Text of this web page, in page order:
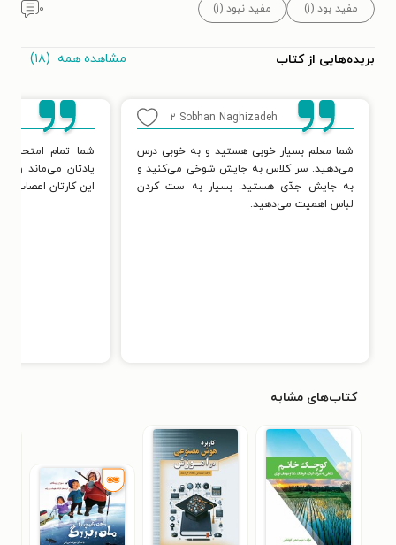
مفید بود (۱) مفید نبود (۱) ۰
بریده‌هایی از کتاب مشاهده همه (۱۸)
Sobhan Naghizadeh ۲
شما معلم بسیار خوبی هستید و به خوبی درس
می‌دهید. سر کلاس به جایش شوخی می‌کنید و
به جایش جدّی هستید. بسیار به ست کردن
لباس اهمیت می‌دهید.
شما تمام
یادتان می‌ماند و
این کارتان اعصاب
کتاب‌های مشابه